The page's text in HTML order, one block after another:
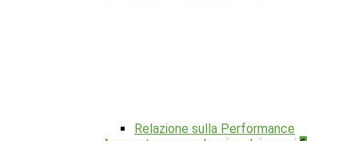
Relazione sulla Performance